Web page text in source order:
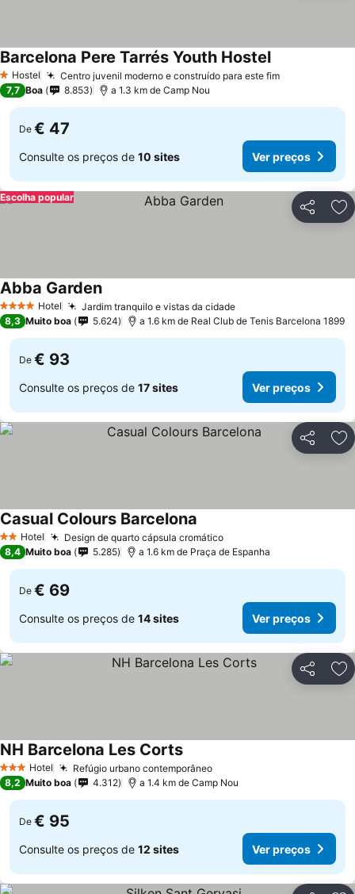
1 Estrelas
Hostel Centro juvenil moderno e construído para este fim
Barcelona Pere Tarrés Youth Hostel
7,7 Boa 8.853 a 1.3 km de Camp Nou
De € 47
Consulte os preços de 10 sites Ver preços
Partilhar
Escolha popular
4 EstrelasHotel Jardim tranquilo e vistas da cidade
Abba Garden
8,3 Muito boa 5.624 a 1.6 km de Real Club de Tenis Barcelona 1899
De € 93
Consulte os preços de 17 sites Ver preços
Partilhar
2 Estrelas
Hotel Design de quarto cápsula cromático
Casual Colours Barcelona
8,4 Muito boa 5.285 a 1.6 km de Praça de Espanha
De € 69
Consulte os preços de 14 sites Ver preços
Partilhar
3 EstrelasHotel Refúgio urbano contemporâneo
NH Barcelona Les Corts
8,2 Muito boa 4.312 a 1.4 km de Camp Nou
De € 95
Consulte os preços de 12 sites Ver preços